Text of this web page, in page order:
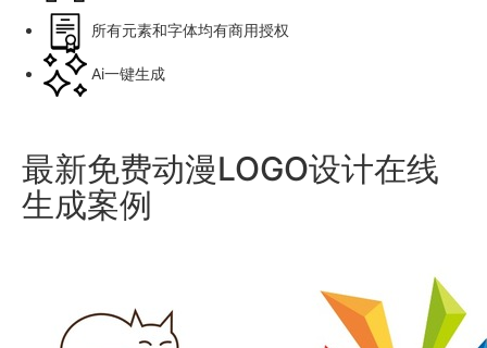
所有元素和字体均有商用授权
Ai一键生成
最新免费动漫LOGO设计在线
生成案例